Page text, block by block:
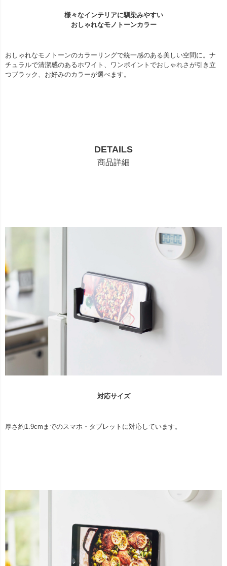
様々なインテリアに馴染みやすい
おしゃれなモノトーンカラー
おしゃれなモノトーンのカラーリングで統一感のある美しい空間に。ナ
チュラルで清潔感のあるホワイト、ワンポイントでおしゃれさが引き立
つブラック、お好みのカラーが選べます。
DETAILS
商品詳細
対応サイズ
厚さ約1.9cmまでのスマホ・タブレットに対応しています。